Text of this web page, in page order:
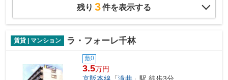
残り 3件を表示する
賃貸 | マンション ラ・フォーレ千林
敷0
3.5万円
京阪本線 「滝井 」駅 徒歩3分